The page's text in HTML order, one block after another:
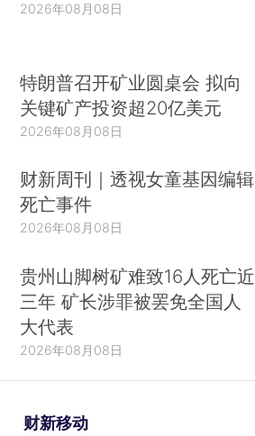
2026年08月08日
特朗普召开矿业圆桌会 拟向
关键矿产投资超20亿美元
2026年08月08日
财新周刊｜透视女童基因编辑
死亡事件
2026年08月08日
贵州山脚树矿难致16人死亡近
三年 矿长涉罪被罢免全国人
大代表
2026年08月08日
财新移动